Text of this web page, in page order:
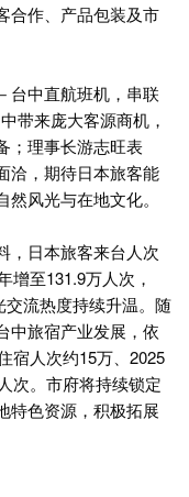
合作、产品包装及市
台中直航班机，串联
带来庞大客源商机，
；理事长游志旺表
洽，期待日本旅客能
风光与在地文化。
，日本旅客来台人次
增至131.9万人次，
流热度持续升温。随
中旅宿产业发展，依
宿人次约15万、2025
次。市府将持续锁定
特色资源，积极拓展